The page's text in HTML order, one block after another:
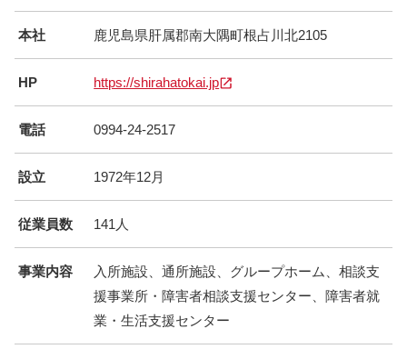
本社 鹿児島県肝属郡南大隅町根占川北2105
HP https://shirahatokai.jp
電話 0994-24-2517
設立 1972年12月
従業員数 141人
事業内容
入所施設、通所施設、グループホーム、相談支
援事業所・障害者相談支援センター、障害者就
業・生活支援センター